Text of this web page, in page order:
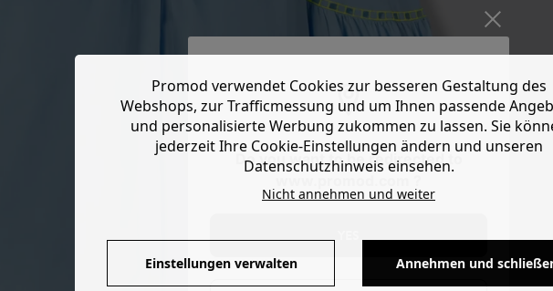
Do you want to be redirected to
Promod verwendet Cookies zur besseren Gestaltung des
Webshops, zur Trafficmessung und um Ihnen passende
und personalisierte Werbung zukommen zu lassen. Sie
jederzeit Ihre Cookie-Einstellungen ändern und unseren
Datenschutzhinweis einsehen.
Nicht annehmen und weiter
Einstellungen verwalten Annehmen und